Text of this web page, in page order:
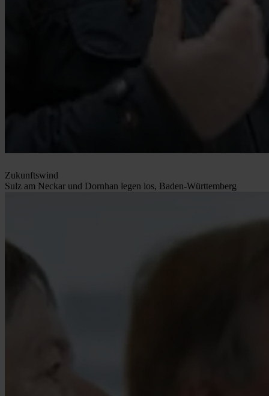
Zukunftswind
Sulz am Neckar und Dornhan legen los, Baden-Württemberg